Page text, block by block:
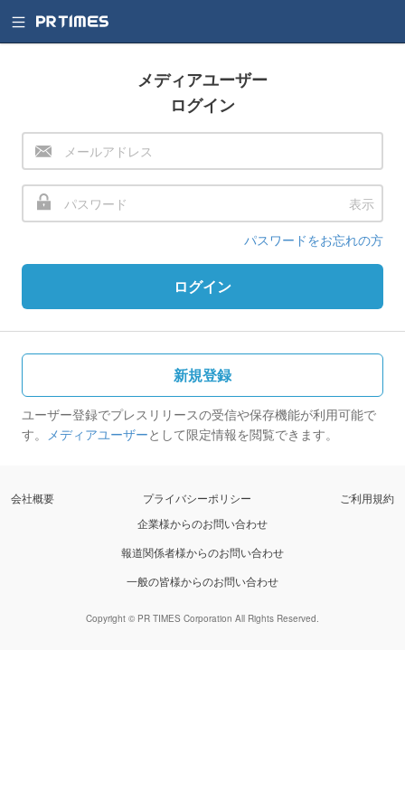
メディアユーザー
ログイン
表示
パスワードをお忘れの方
ログイン
新規登録
ユーザー登録でプレスリリースの受信や保存機能が利用可能で
す。 メディアユーザーとして限定情報を閲覧できます。
会社概要 プライバシーポリシー
ご利用規約
企業様からのお問い合わせ
報道関係者様からのお問い合わせ
一般の皆様からのお問い合わせ
Copyright © PR TIMES Corporation All Rights Reserved.